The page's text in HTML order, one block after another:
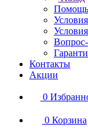
Помощь
Контакты
Акции
0
0 Корзина